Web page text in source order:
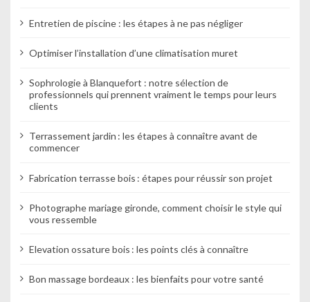
l
e
Entretien de piscine : les étapes à ne pas négliger
Optimiser l’installation d’une climatisation muret
Sophrologie à Blanquefort : notre sélection de
professionnels qui prennent vraiment le temps pour leurs
clients
Terrassement jardin : les étapes à connaître avant de
commencer
Fabrication terrasse bois : étapes pour réussir son projet
Photographe mariage gironde, comment choisir le style qui
vous ressemble
Elevation ossature bois : les points clés à connaître
Bon massage bordeaux : les bienfaits pour votre santé